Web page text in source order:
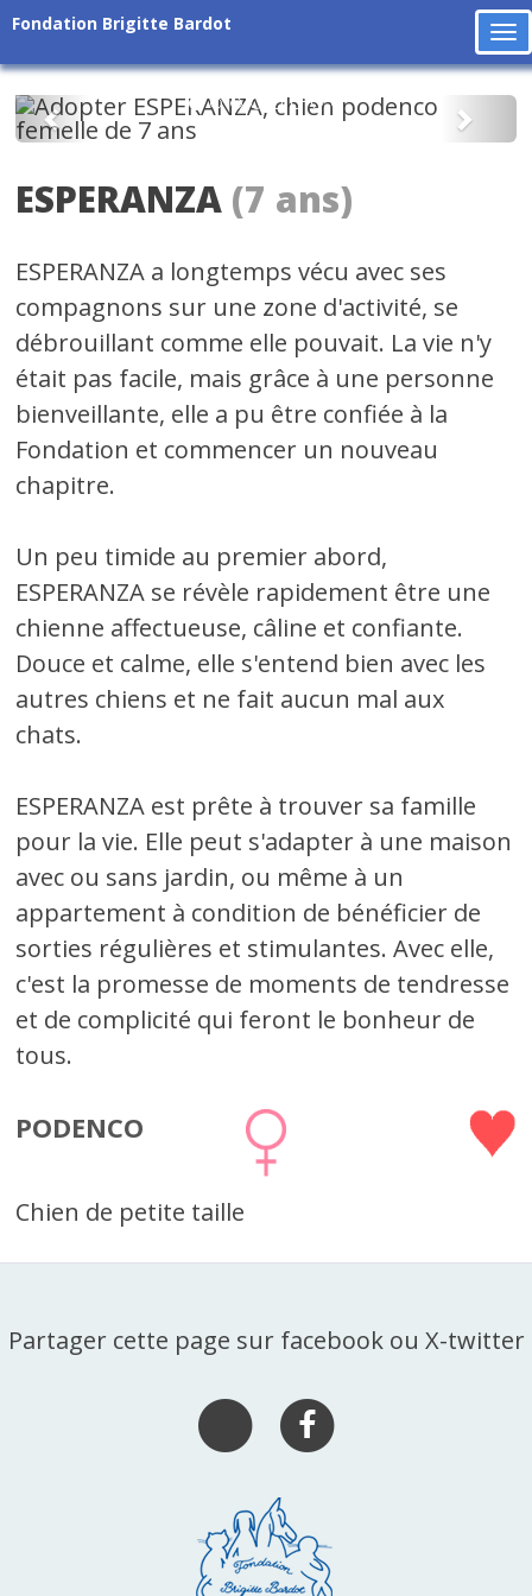
Fondation Brigitte Bardot
Précédent
ESPERANZA (7 ans)
ESPERANZA a longtemps vécu avec ses
compagnons sur une zone d'activité, se
débrouillant comme elle pouvait. La vie n'y
était pas facile, mais grâce à une personne
bienveillante, elle a pu être confiée à la
Fondation et commencer un nouveau
chapitre.
Un peu timide au premier abord,
ESPERANZA se révèle rapidement être une
chienne affectueuse, câline et confiante.
Douce et calme, elle s'entend bien avec les
autres chiens et ne fait aucun mal aux
chats.
ESPERANZA est prête à trouver sa famille
pour la vie. Elle peut s'adapter à une maison
avec ou sans jardin, ou même à un
appartement à condition de bénéficier de
sorties régulières et stimulantes. Avec elle,
c'est la promesse de moments de tendresse
et de complicité qui feront le bonheur de
tous.
PODENCO
Chien de petite taille
Partager cette page sur facebook ou X-twitter